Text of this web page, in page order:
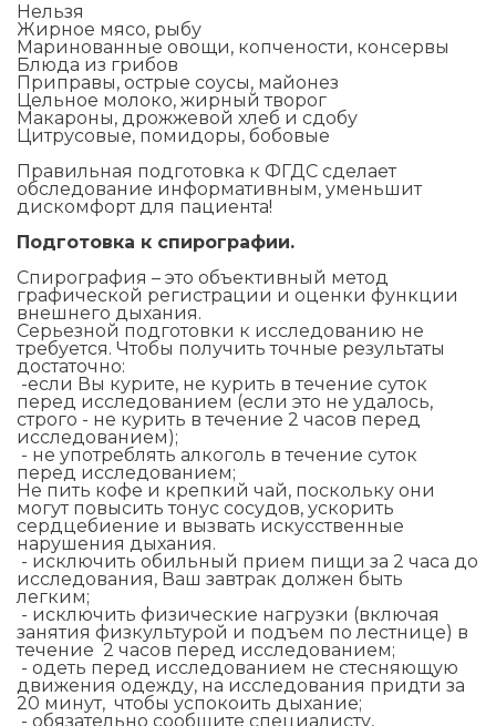
Нельзя
Жирное мясо, рыбу
Маринованные овощи, копчености, консервы
Блюда из грибов
Приправы, острые соусы, майонез
Цельное молоко, жирный творог
Макароны, дрожжевой хлеб и сдобу
Цитрусовые, помидоры, бобовые
Правильная подготовка к ФГДС сделает
обследование информативным, уменьшит
дискомфорт для пациента!
Подготовка к спирографии.
Спирография – это объективный метод
графической регистрации и оценки функции
внешнего дыхания.
Серьезной подготовки к исследованию не
требуется. Чтобы получить точные результаты
достаточно:
-если Вы курите, не курить в течение суток
перед исследованием (если это не удалось,
строго - не курить в течение 2 часов перед
исследованием);
- не употреблять алкоголь в течение суток
перед исследованием;
Не пить кофе и крепкий чай, поскольку они
могут повысить тонус сосудов, ускорить
сердцебиение и вызвать искусственные
нарушения дыхания.
- исключить обильный прием пищи за 2 часа до
исследования, Ваш завтрак должен быть
легким;
- исключить физические нагрузки (включая
занятия физкультурой и подъем по лестнице) в
течение 2 часов перед исследованием;
- одеть перед исследованием не стесняющую
движения одежду, на исследования придти за
20 минут, чтобы успокоить дыхание;
- обязательно сообщите специалисту,